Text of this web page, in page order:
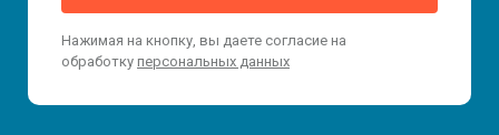
Нажимая на кнопку, вы даете согласие на
обработку персональных данных